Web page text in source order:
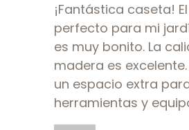
¡Fantástica caseta!
perfecto para mi
es muy bonito. La
madera es
un espacio extra
herramientas y